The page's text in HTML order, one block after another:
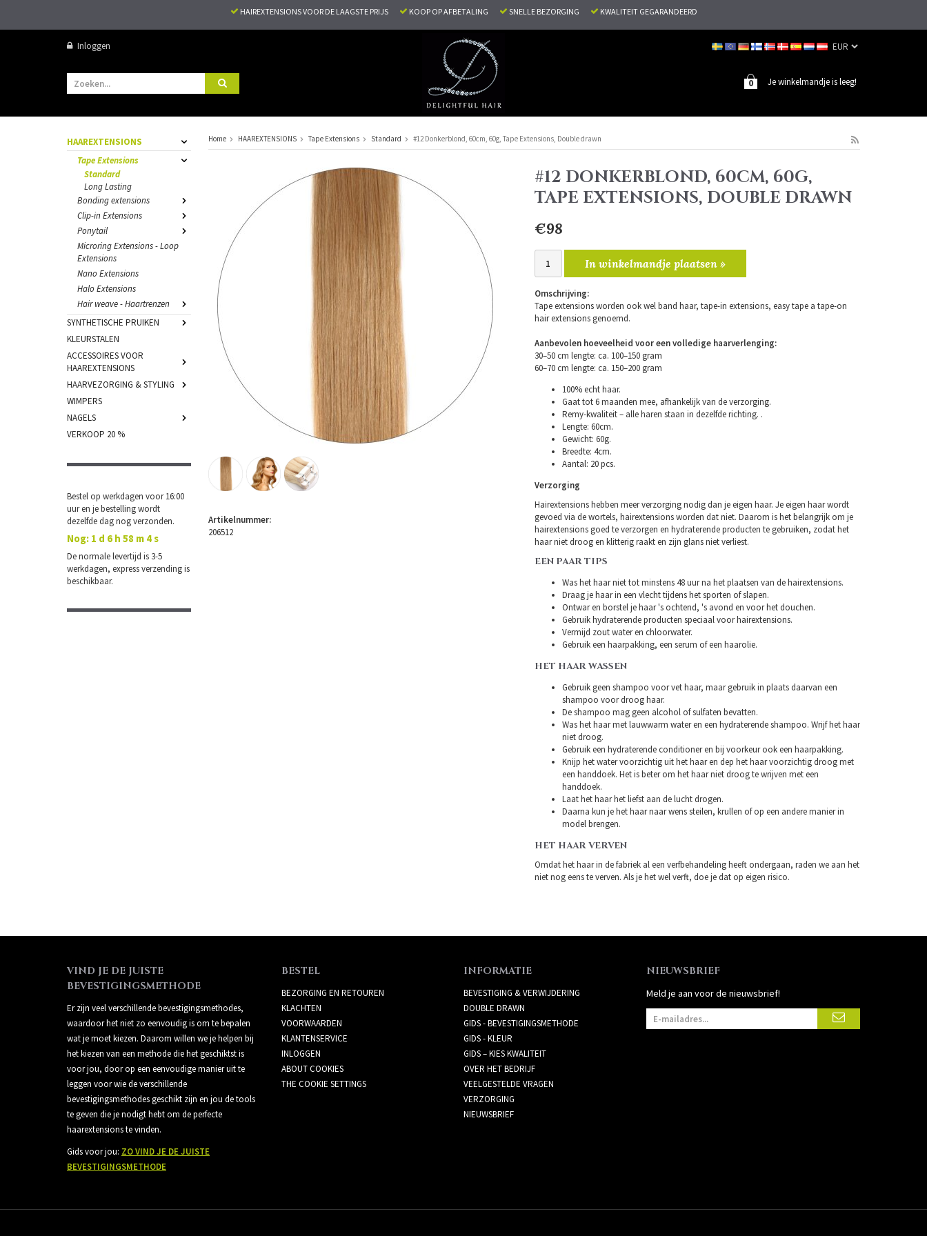
HAIREXTENSIONS VOOR DE LAAGSTE PRIJS KOOP OP AFBETALING SNELLE BEZORGING KWALITEIT GEGARANDEERD
Inloggen
Je winkelmandje is leeg!
0
HAAREXTENSIONS
Tape Extensions
Standard
Long Lasting
Bonding extensions
Clip-in Extensions
Ponytail
Microring Extensions - Loop
Extensions
Nano Extensions
Halo Extensions
Hair weave - Haartrenzen
SYNTHETISCHE PRUIKEN
KLEURSTALEN
ACCESSOIRES VOOR
HAAREXTENSIONS
HAARVEZORGING & STYLING
WIMPERS
NAGELS
VERKOOP 20 %
Bestel op werkdagen voor 16:00
uur en je bestelling wordt
dezelfde dag nog verzonden.
Nog: 1 d 6 h 58 m 4 s
De normale levertijd is 3-5
werkdagen, express verzending is
beschikbaar.
Home HAAREXTENSIONS Tape Extensions Standard #12 Donkerblond, 60cm, 60g, Tape Extensions, Double drawn
#12 DONKERBLOND, 60CM, 60G,
TAPE EXTENSIONS, DOUBLE DRAWN
€98
In winkelmandje plaatsen »
Omschrijving:
Tape extensions worden ook wel band haar, tape-in extensions, easy tape a tape-on
hair extensions genoemd.
Aanbevolen hoeveelheid voor een volledige haarverlenging:
30–50 cm lengte: ca. 100–150 gram
60–70 cm lengte: ca. 150–200 gram
100% echt haar.
Gaat tot 6 maanden mee, afhankelijk van de verzorging.
Remy-kwaliteit – alle haren staan in dezelfde richting. .
Lengte: 60cm.
Gewicht: 60g.
Breedte: 4cm.
Aantal: 20 pcs.
Verzorging
Hairextensions hebben meer verzorging nodig dan je eigen haar. Je eigen haar wordt
gevoed via de wortels, hairextensions worden dat niet. Daarom is het belangrijk om je
hairextensions goed te verzorgen en hydraterende producten te gebruiken, zodat het
haar niet droog en klitterig raakt en zijn glans niet verliest.
EEN PAAR TIPS
Was het haar niet tot minstens 48 uur na het plaatsen van de hairextensions.
Draag je haar in een vlecht tijdens het sporten of slapen.
Ontwar en borstel je haar 's ochtend, 's avond en voor het douchen.
Gebruik hydraterende producten speciaal voor hairextensions.
Vermijd zout water en chloorwater.
Gebruik een haarpakking, een serum of een haarolie.
HET HAAR WASSEN
Gebruik geen shampoo voor vet haar, maar gebruik in plaats daarvan een
shampoo voor droog haar.
De shampoo mag geen alcohol of sulfaten bevatten.
Was het haar met lauwwarm water en een hydraterende shampoo. Wrijf het haar
niet droog.
Gebruik een hydraterende conditioner en bij voorkeur ook een haarpakking.
Knijp het water voorzichtig uit het haar en dep het haar voorzichtig droog met
een handdoek. Het is beter om het haar niet droog te wrijven met een
handdoek.
Laat het haar het liefst aan de lucht drogen.
Daarna kun je het haar naar wens steilen, krullen of op een andere manier in
model brengen.
HET HAAR VERVEN
Omdat het haar in de fabriek al een verfbehandeling heeft ondergaan, raden we aan het
niet nog eens te verven. Als je het wel verft, doe je dat op eigen risico.
Artikelnummer:
206512
VIND JE DE JUISTE
BEVESTIGINGSMETHODE
Er zijn veel verschillende bevestigingsmethodes,
waardoor het niet zo eenvoudig is om te bepalen
wat je moet kiezen. Daarom willen we je helpen bij
het kiezen van een methode die het geschiktst is
voor jou, door op een eenvoudige manier uit te
leggen voor wie de verschillende
bevestigingsmethodes geschikt zijn en jou de tools
te geven die je nodigt hebt om de perfecte
haarextensions te vinden.
Gids voor jou: ZO VIND JE DE JUISTE
BEVESTIGINGSMETHODE
BESTEL
BEZORGING EN RETOUREN
KLACHTEN
VOORWAARDEN
KLANTENSERVICE
INLOGGEN
ABOUT COOKIES
THE COOKIE SETTINGS
INFORMATIE
BEVESTIGING & VERWIJDERING
DOUBLE DRAWN
GIDS - BEVESTIGINGSMETHODE
GIDS - KLEUR
GIDS – KIES KWALITEIT
OVER HET BEDRIJF
VEELGESTELDE VRAGEN
VERZORGING
NIEUWSBRIEF
NIEUWSBRIEF
Meld je aan voor de nieuwsbrief!